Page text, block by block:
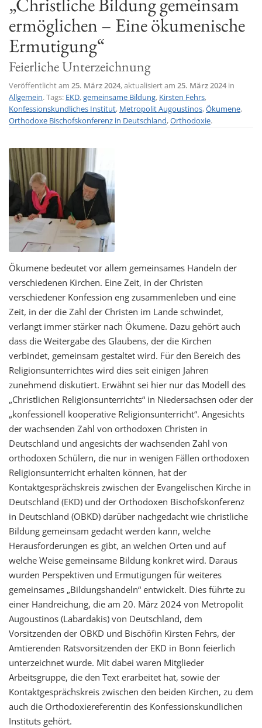
i
ermöglichen – Eine ökumenische
Ermutigung“
Feierliche Unterzeichnung
Veröffentlicht am 25. März 2024, aktualisiert am 25. März 2024in
Allgemein. Tags: EKD,gemeinsame Bildung, Kirsten Fehrs,
Konfessionskundliches Institut, Metropolit Augoustinos,Ökumene,
Orthodoxe Bischofskonferenz in Deutschland,Orthodoxie.
Ökumene bedeutet vor allem gemeinsames Handeln der
verschiedenen Kirchen. Eine Zeit, in der Christen
verschiedener Konfession eng zusammenleben und eine
Zeit, in der die Zahl der Christen im Lande schwindet,
verlangt immer stärker nach Ökumene. Dazu gehört auch
dass die Weitergabe des Glaubens, der die Kirchen
verbindet, gemeinsam gestaltet wird. Für den Bereich des
Religionsunterrichtes wird dies seit einigen Jahren
zunehmend diskutiert. Erwähnt sei hier nur das Modell des
„Christlichen Religionsunterrichts“ in Niedersachsen oder der
„konfessionell kooperative Religionsunterricht“. Angesichts
der wachsenden Zahl von orthodoxen Christen in
Deutschland und angesichts der wachsenden Zahl von
orthodoxen Schülern, die nur in wenigen Fällen orthodoxen
Religionsunterricht erhalten können, hat der
Kontaktgesprächskreis zwischen der Evangelischen Kirche in
Deutschland (EKD) und der Orthodoxen Bischofskonferenz
in Deutschland (OBKD) darüber nachgedacht wie christliche
Bildung gemeinsam gedacht werden kann, welche
Herausforderungen es gibt, an welchen Orten und auf
welche Weise gemeinsame Bildung konkret wird. Daraus
wurden Perspektiven und Ermutigungen für weiteres
gemeinsames „Bildungshandeln“ entwickelt. Dies führte zu
einer Handreichung, die am 20. März 2024 von Metropolit
Augoustinos (Labardakis) von Deutschland, dem
Vorsitzenden der OBKD und Bischöfin Kirsten Fehrs, der
Amtierenden Ratsvorsitzenden der EKD in Bonn feierlich
unterzeichnet wurde. Mit dabei waren Mitglieder
Arbeitsgruppe, die den Text erarbeitet hat, sowie der
Kontaktgesprächskreis zwischen den beiden Kirchen, zu dem
auch die Orthodoxiereferentin des Konfessionskundlichen
Instituts gehört.